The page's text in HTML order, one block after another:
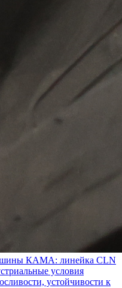
шины КАМА: линейка CLN
условия
устойчивости к